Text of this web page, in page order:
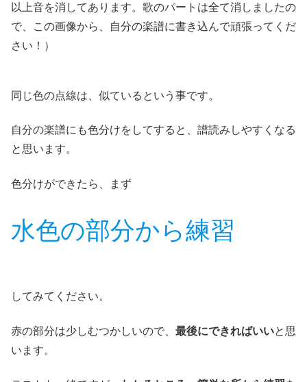
以上音を消してあります。歌のパートは全て消しましたの
で、この画像から、自分の楽譜に書き込んで頑張ってくだ
さい！）
同じ色の点線は、似ているという事です。
自分の楽譜にも色分けをしてすると、譜読みしやすくなる
と思います。
色分けができたら、まず
水色の部分から練習
してみてください。
赤の部分は少しむつかしいので、 最後にできればいいと思
います。